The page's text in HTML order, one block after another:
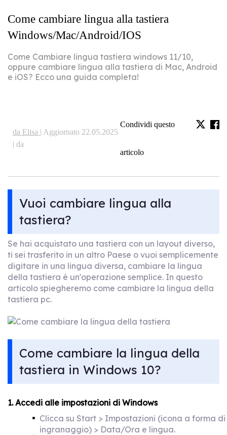
Come cambiare lingua alla tastiera
Windows/Mac/Android/IOS
Come Cambiare lingua tastiera windows 11/10,
oppure cambiare lingua alla tastiera di Mac, Android
e iOS? Ecco una guida completa!
da Elisa | Aggiornato 22.05.2025
| da
Condividi questo
articolo
Vuoi cambiare lingua alla
tastiera?
Se hai acquistato una tastiera con un layout diverso,
ti sei trasferito in un altro Paese o vuoi semplicemente
digitare in una lingua diversa, cambiare la lingua
della tastiera è un'operazione semplice. In questo
articolo spiegheremo come cambiare la lingua della
tastiera pc.
Come cambiare la lingua della
tastiera in Windows 10?
1. Accedi alle impostazioni di Windows
Clicca su Start > Impostazioni (icona a forma di
ingranaggio) > Data/Ora e lingua.